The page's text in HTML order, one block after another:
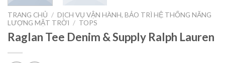
TRANG CHỦ / DỊCH VỤ VẬN HÀNH, BẢO TRÌ HỆ THỐNG NĂNG
LƯỢNG MẶT TRỜI / TOPS
Raglan Tee Denim & Supply Ralph Lauren